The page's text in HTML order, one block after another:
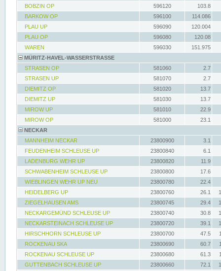
BOBZIN OP
596120
103.8
BARKOW OP
596100
114.086
PLAU UP
596090
120.004
PLAU OP
596080
120.08
WAREN
596030
151.975
MÜRITZ-HAVEL-WASSERSTRASSE
STRASEN OP
581060
2.7
STRASEN UP
581070
2.7
DIEMITZ OP
581020
13.7
DIEMITZ UP
581030
13.7
MIROW UP
581010
22.9
MIROW OP
581000
23.1
NECKAR
MANNHEIM NECKAR
23800900
3.1
FEUDENHEIM SCHLEUSE UP
23800840
6.1
LADENBURG WEHR UP
23800820
11.9
SCHWABENHEIM SCHLEUSE UP
23800800
17.6
WIEBLINGEN WEHR UP NEU
23800780
22.4
HEIDELBERG UP
23800760 26.1
ZIEGELHAUSEN AMS
23800745 29.4
NECKARGEMÜND SCHLEUSE UP
23800740 30.8
NECKARSTEINACH SCHLEUSE UP
23800720 39.1
HIRSCHHORN SCHLEUSE UP
23800700 47.5
ROCKENAU SKA
23800690 60.7
ROCKENAU SCHLEUSE UP
23800680 61.3
GUTTENBACH SCHLEUSE UP
23800660 72.1